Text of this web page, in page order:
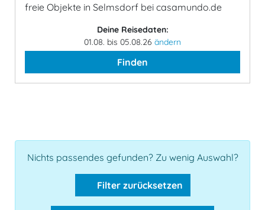
freie Objekte in Selmsdorf bei casamundo.de
Deine Reisedaten:
01.08. bis 05.08.26 ändern
Finden
Nichts passendes gefunden? Zu wenig Auswahl?
Filter zurücksetzen